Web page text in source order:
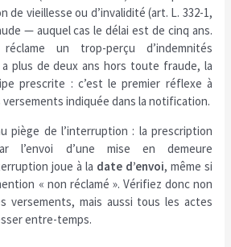
de vieillesse ou d’invalidité (art. L. 332-1,
— auquel cas le délai est de cinq ans.
un trop-perçu d’indemnités
plus de deux ans hors toute fraude, la
prescrite : c’est le premier réflexe à
indiquée dans la notification.
piège de l’interruption : la prescription
l’envoi d’une mise en demeure
joue à la date d’envoi, même si
« non réclamé ». Vérifiez donc non
versements, mais aussi tous les actes
entre-temps.